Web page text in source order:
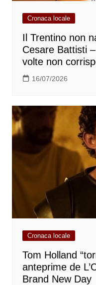
Cronaca locale
Il Trentino non
Cesare Battisti
volte non
16/07/2026
Cronaca locale
Tom Holland
anteprime de
Brand New Day